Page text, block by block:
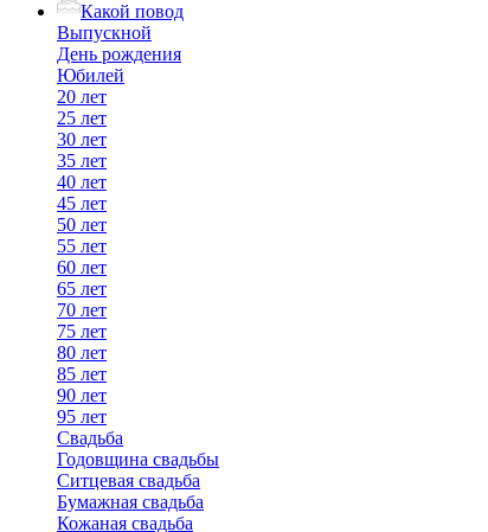
Какой повод
Выпускной
День рождения
Юбилей
20 лет
25 лет
30 лет
35 лет
40 лет
45 лет
50 лет
55 лет
60 лет
65 лет
70 лет
75 лет
80 лет
85 лет
90 лет
95 лет
Свадьба
Годовщина свадьбы
Ситцевая свадьба
Бумажная свадьба
Кожаная свадьба